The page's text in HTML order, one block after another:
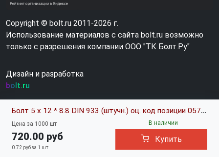
Болт 5 х 12 * 8.8 DIN 933 (штучн.) оц. код позиции 0570402
Цена за 1000 шт
720.00 руб
0.72 руб за 1 шт
В наличии
Купить
Copyright © bolt.ru 2011-2026 г.
Использование материалов с сайта bolt.ru возможно
только с разрешения компании ООО "ТК Болт.Ру"
Дизайн и разработка
bolt.ru